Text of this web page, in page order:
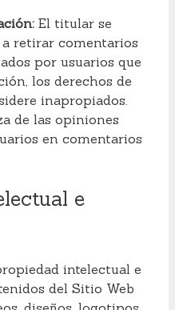
El titular se
retirar comentarios
por usuarios que
los derechos de
inapropiados.
de las opiniones
en comentarios
e
intelectual e
del Sitio Web